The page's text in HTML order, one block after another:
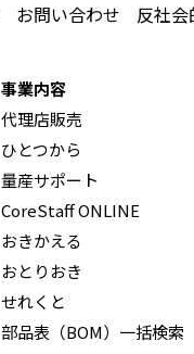
お問い合わせ 反社
事業内容
代理店販売
ひとつから
量産サポート
CoreStaff ONLINE
おきかえる
おとりおき
せれくと
部品表（BOM）一括検索